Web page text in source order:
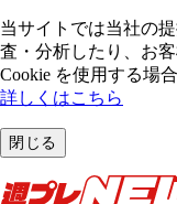
当サイトでは当社の
査・分析したり、お
Cookie を使⽤する場
詳しくはこちら
閉じる